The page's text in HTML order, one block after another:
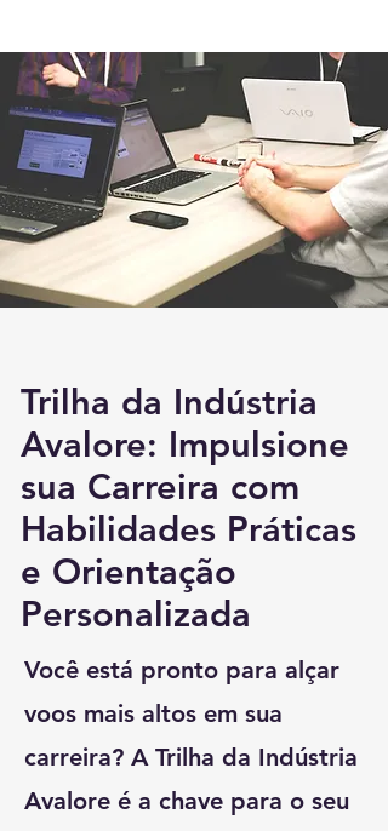
ver vagas
Fale com um especialista
Trilha da Indústria
Avalore: Impulsione
sua Carreira com
Habilidades Práticas
e Orientação
Personalizada
Você está pronto para alçar
voos mais altos em sua
carreira? A Trilha da Indústria
Avalore é a chave para o seu